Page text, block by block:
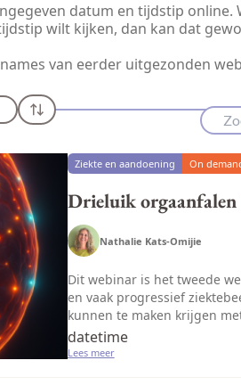
datum en tijdstip
wilt kijken, dan kan dat
van eerder uitgezonden
Ziekte en aandoening On
Drieluik
Nathalie Kats-Omijie
Dit webinar is het tweede
en vaak progressief
kunnen te maken krijgen
datetime
Lees meer